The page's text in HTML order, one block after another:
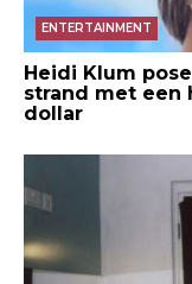
ENTERTAINMENT
Heidi Klum
strand met een
dollar